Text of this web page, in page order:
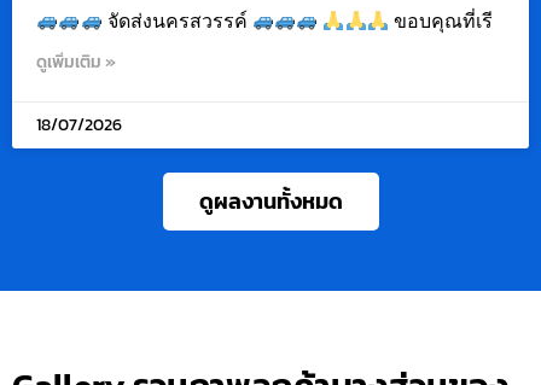
จัดส่งนครสวรรค์ ขอบคุณที่เรี
ดูเพิ่มเติม »
18/07/2026
ดูผลงานทั้งหมด